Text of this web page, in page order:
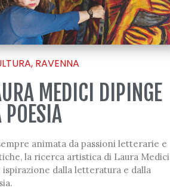
, RAVENNA
MEDICI DIPINGE
POESIA
animata da passioni letterarie e
la ricerca artistica di Laura Medici
ispirazione dalla letteratura e dalla